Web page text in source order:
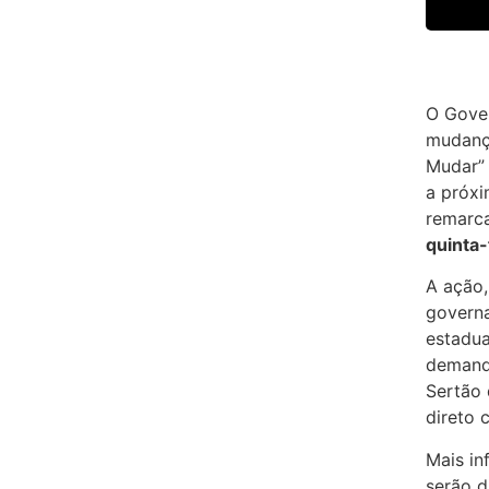
O
a
A
Sertão
direto
Mais